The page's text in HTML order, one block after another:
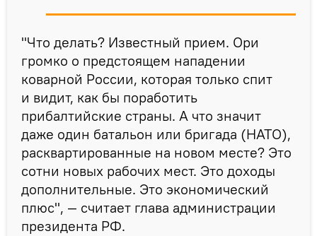
"Что делать? Известный прием. Ори
громко о предстоящем нападении
коварной России, которая только спит
и видит, как бы поработить
прибалтийские страны. А что значит
даже один батальон или бригада (НАТО),
расквартированные на новом месте? Это
сотни новых рабочих мест. Это доходы
дополнительные. Это экономический
плюс", — считает глава администрации
президента РФ.